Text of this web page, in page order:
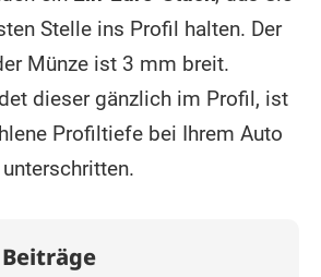
Stelle ins Profil halten. Der
Münze ist 3 mm breit.
dieser gänzlich im Profil, ist
Profiltiefe bei Ihrem Auto